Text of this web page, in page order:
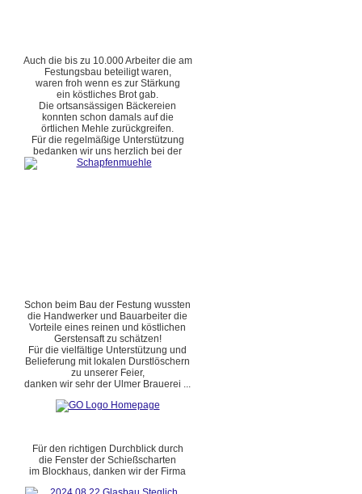
Auch die bis zu 10.000 Arbeiter die am
Festungsbau beteiligt waren,
waren froh wenn es zur Stärkung
ein köstliches Brot gab.
Die ortsansässigen Bäckereien
konnten schon damals auf die
örtlichen Mehle zurückgreifen.
Für die regelmäßige Unterstützung
bedanken wir uns herzlich bei der
Schon beim Bau der Festung wussten
die Handwerker und Bauarbeiter die
Vorteile eines reinen und köstlichen
Gerstensaft zu schätzen!
Für die vielfältige Unterstützung und
Belieferung mit lokalen Durstlöschern
zu unserer Feier,
danken wir sehr der Ulmer Brauerei ...
Für den richtigen Durchblick durch
die Fenster der Schießscharten
im Blockhaus, danken wir der Firma